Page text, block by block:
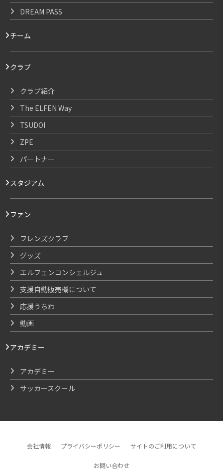
DREAM PASS
チーム
クラブ
クラブ紹介
The ELFEN Way
TSUDOI
ZPE
パートナー
スタジアム
ファン
フレンズクラブ
グッズ
エルフェンコンシェルジュ
支援自動販売機について
応援うちわ
動画
アカデミー
アカデミー
サッカースクール
会社情報 プライバシーポリシー サイトのご利用について
お問い合わせ